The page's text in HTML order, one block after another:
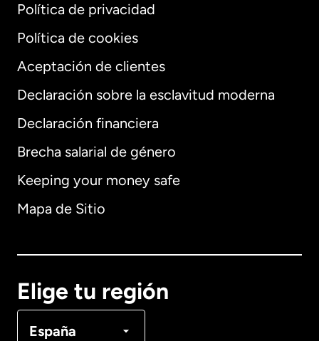
Política de privacidad
Política de cookies
Aceptación de clientes
Declaración sobre la esclavitud moderna
Declaración financiera
Brecha salarial de género
Keeping your money safe
Mapa de Sitio
Elige tu región
España
Internacional English
Alemania
Français